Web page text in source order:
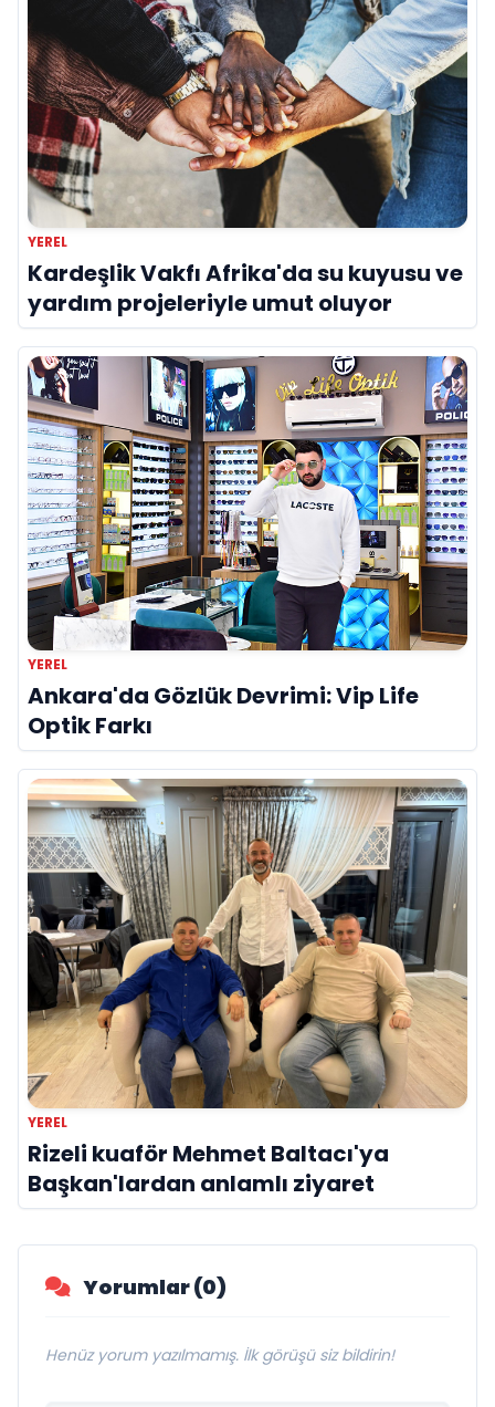
YEREL
Kardeşlik Vakfı Afrika'da su kuyusu ve
yardım projeleriyle umut oluyor
YEREL
Ankara'da Gözlük Devrimi: Vip Life
Optik Farkı
YEREL
Rizeli kuaför Mehmet Baltacı'ya
Başkan'lardan anlamlı ziyaret
Yorumlar (0)
Henüz yorum yazılmamış. İlk görüşü siz bildirin!